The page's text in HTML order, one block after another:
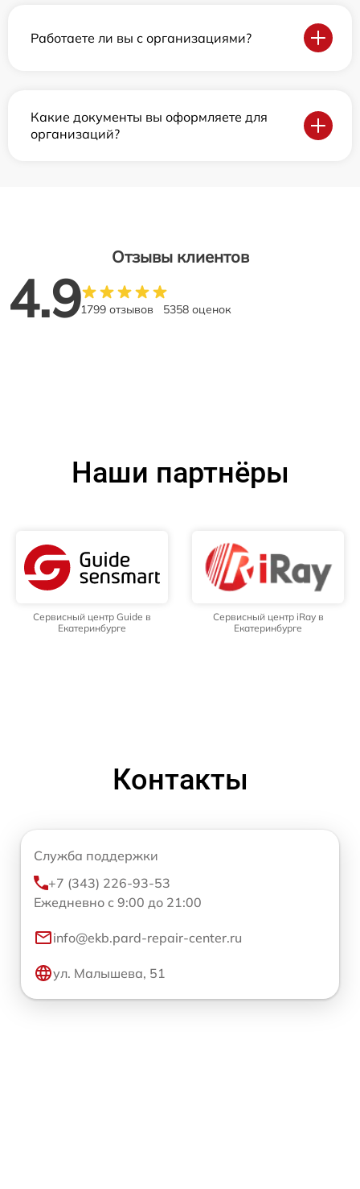
Работаете ли вы с организациями?
Какие документы вы оформляете для
организаций?
Отзывы клиентов
4.91799 отзывов 5358 оценок
Наши партнёры
Сервисный центр Guide в
Екатеринбурге
Сервисный центр iRay в
Екатеринбурге
Контакты
Служба поддержки
+7 (343) 226-93-53
Ежедневно с 9:00 до 21:00
info@ekb.pard-repair-center.ru
ул. Малышева, 51